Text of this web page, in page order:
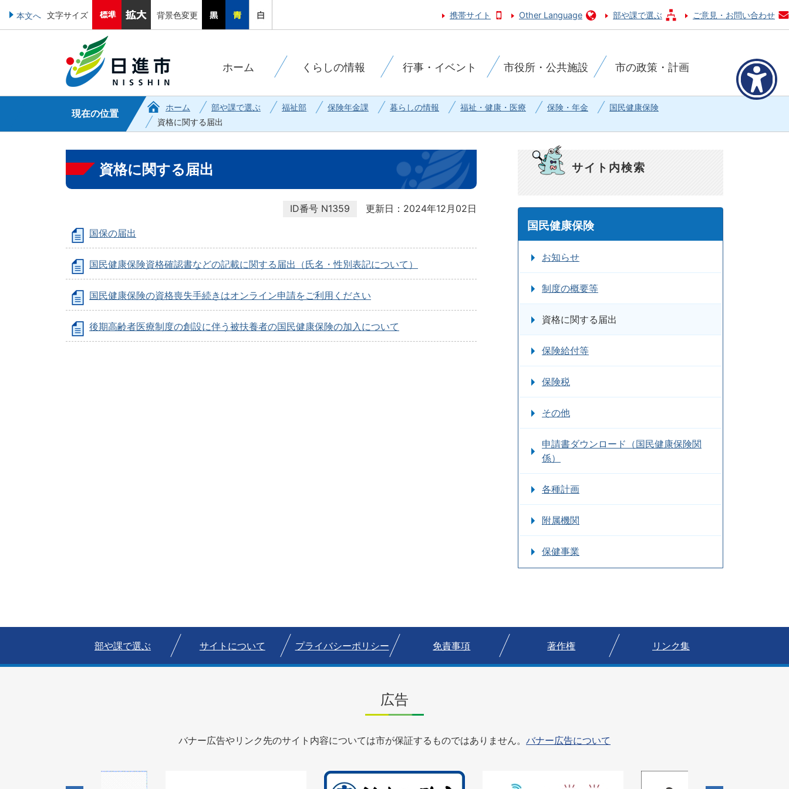
本文へ 文字サイズ 背景色変更 携帯サイト Other Language 部や課で選ぶ ご意見・お問い合わせ
ホーム くらしの情報 行事・イベント 市役所・公共施設 市の政策・計画
現在の位置
ホーム 部や課で選ぶ 福祉部 保険年金課 暮らしの情報 福祉・健康・医療 保険・年金
国民健康保険
資格に関する届出
資格に関する届出
ID番号 N1359 更新日：2024年12月02日
国保の届出
国民健康保険資格確認書などの記載に関する届出（氏名・性別表記について）
国民健康保険の資格喪失手続きはオンライン申請をご利用ください
後期高齢者医療制度の創設に伴う被扶養者の国民健康保険の加入について
サイト内検索
国民健康保険
お知らせ
制度の概要等
資格に関する届出
保険給付等
保険税
その他
申請書ダウンロード（国民健康保険関
係）
各種計画
附属機関
保健事業
部や課で選ぶ サイトについて プライバシーポリシー 免責事項 著作権 リンク集
広告
バナー広告やリンク先のサイト内容については市が保証するものではありません。 バナー広告について
2